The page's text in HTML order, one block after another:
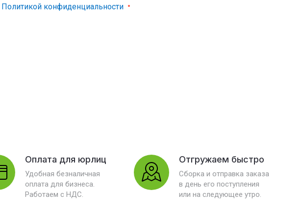
Политикой конфиденциальности
Оплата для юрлиц
Удобная безналичная
оплата для бизнеса.
Работаем с НДС.
Отгружаем быстро
Сборка и отправка заказа
в день его поступления
или на следующее утро.